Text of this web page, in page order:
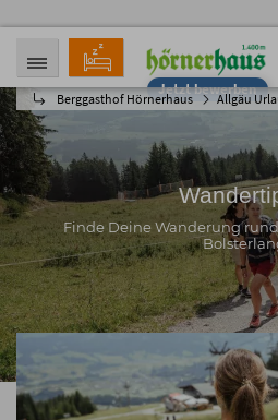
Jetzt bewerben
Berggasthof Hörnerhaus Allgäu
ANREISE
05.08.2026
ABREISE
PERSONEN
2 Personen
BUCHENFinde Deine Wanderung